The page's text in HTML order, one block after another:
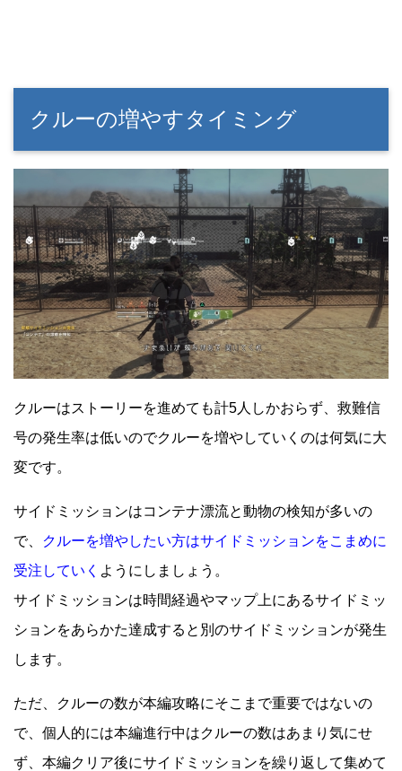
クルーの増やすタイミング
クルーはストーリーを進めても計5人しかおらず、救難信
号の発生率は低いのでクルーを増やしていくのは何気に大
変です。
サイドミッションはコンテナ漂流と動物の検知が多いの
で、
クルーを増やしたい方はサイドミッションをこまめに
受注していく ようにしましょう。
サイドミッションは時間経過やマップ上にあるサイドミッ
ションをあらかた達成すると別のサイドミッションが発生
します。
ただ、クルーの数が本編攻略にそこまで重要ではないの
で、個人的には本編進行中はクルーの数はあまり気にせ
ず、本編クリア後にサイドミッションを繰り返して集めて